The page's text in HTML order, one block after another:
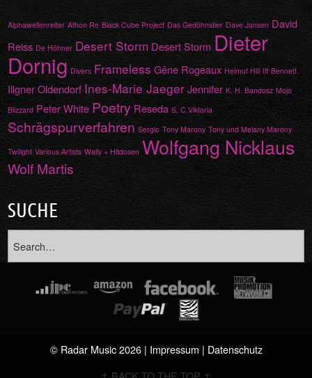
Alphawellenreiter Athon Re Black Cube Project Das Gedöhnstier Dave Jansen David
Reiss De Höhner Desert Storm Desert Storm Dieter
Dornig Divers Frameless Gêne Rogeaux Helmut Hill Iff Bennett
Illgner Oldendorf Ines-Marie Jaeger Jennifer K. H. Bandosz Mojo
Blizzard Peter White Poetry Reseda S. C.Viktoria
Schrägspurverfahren Sergio Tony Marony Tony und Melany Marony
Twilight Various Artists Wally + Hitdosen Wolfgang Nicklaus
Wolf Martis
SUCHE
© Radar Music 2026 | Impressum | Datenschutz